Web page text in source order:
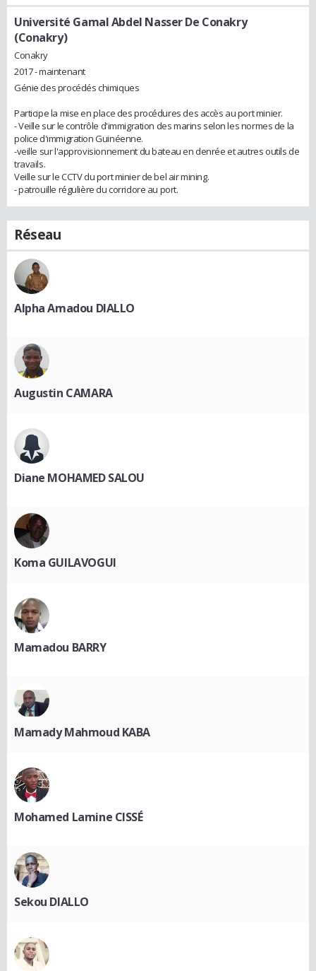
Université Gamal Abdel Nasser De Conakry
(Conakry)
Conakry
2017 - maintenant
Génie des procédés chimiques
Participe la mise en place des procédures des accès au port minier.
- Veille sur le contrôle d'immigration des marins selon les normes de la
police d'immigration Guinéenne.
-veille sur l'approvisionnement du bateau en denrée et autres outils de
travails.
Veille sur le CCTV du port minier de bel air mining.
- patrouille régulière du corridore au port.
Réseau
Alpha Amadou DIALLO
Augustin CAMARA
Diane MOHAMED SALOU
Koma GUILAVOGUI
Mamadou BARRY
Mamady Mahmoud KABA
Mohamed Lamine CISSÉ
Sekou DIALLO